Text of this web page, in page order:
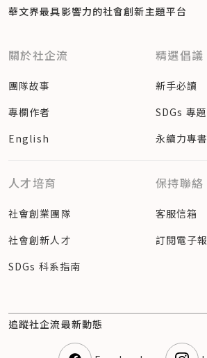
華文界最具影響力的社會創新主題平台
關於社企流
團隊故事
專欄作者
English
精選倡議
新手必讀
SDGs 專題
永續力專書
人才培育
社會創業團隊
社會創新人才
SDGs 科系指南
保持聯絡
客服信箱
訂閱電子報
追蹤社企流最新動態